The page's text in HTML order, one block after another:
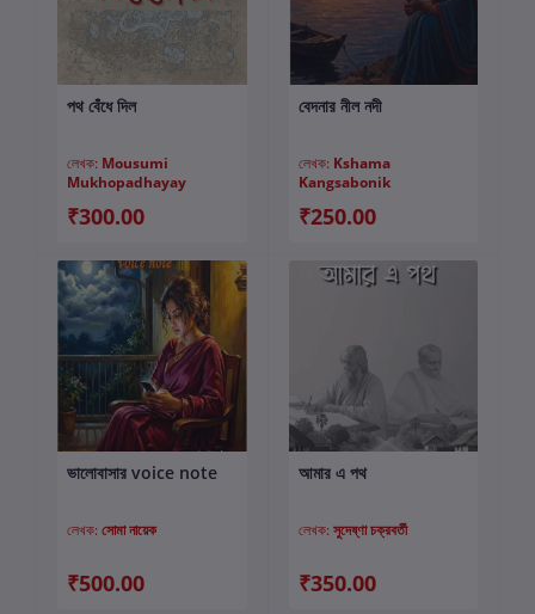
কার্টে যোগ করুন
পথ বেঁধে দিল
লেখক: Mousumi
Mukhopadhayay
₹300.00
কার্টে যোগ করুন
বেদনার নীল নদী
লেখক: Kshama
Kangsabonik
₹250.00
কার্টে যোগ করুন
ভালোবাসার voice note
লেখক: সোমা নায়েক
₹500.00
কার্টে যোগ করুন
আমার এ পথ
লেখক: সুদেষ্ণা চক্রবর্তী
₹350.00